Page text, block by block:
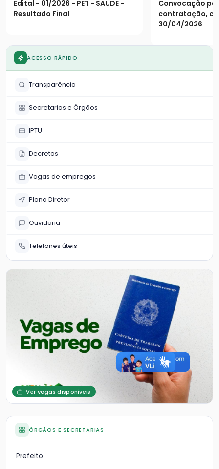
Edital - 01/2026 - PET - SAÚDE -
Resultado Final
DE
Convocação
contratação,
30/04/2026
ACESSO RÁPIDO
Transparência
Secretarias e Órgãos
IPTU
Decretos
Vagas de empregos
Plano Diretor
Ouvidoria
Telefones úteis
Ver vagas disponíveis
ÓRGÃOS E SECRETARIAS
Prefeito